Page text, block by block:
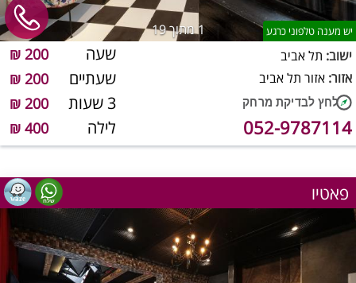
1מתוך 19 יש מענה טלפוני כרגע
שעה 200 ₪
שעתיים 200 ₪
3 שעות 200 ₪
לילה 400 ₪
ישוב: תל אביב
אזור: אזור תל אביב
052-9787114
פאטיו